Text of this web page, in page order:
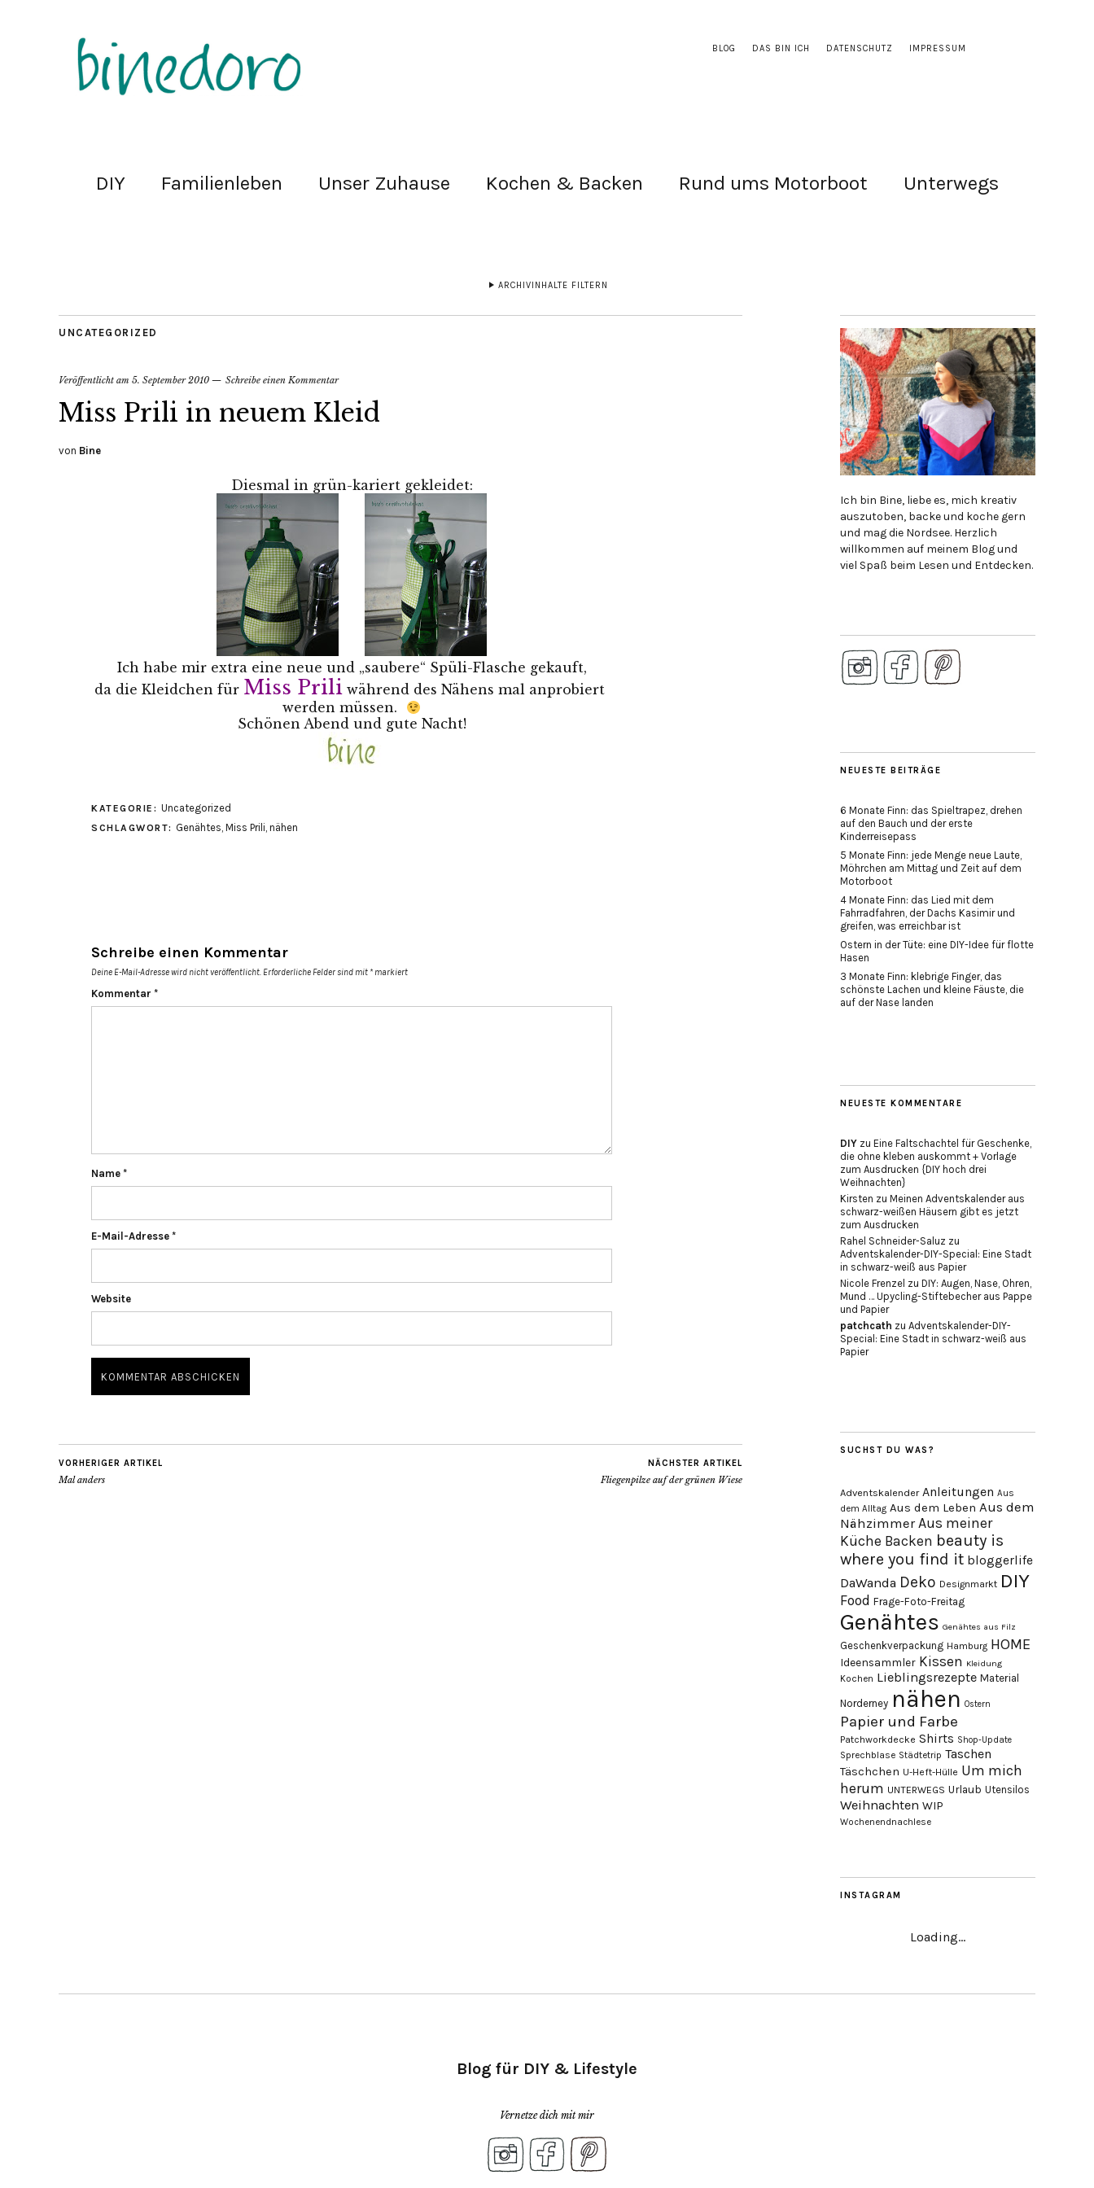
BLOG DAS BIN ICH DATENSCHUTZ IMPRESSUM
DIY Familienleben Unser Zuhause Kochen & Backen Rund ums Motorboot Unterwegs
ARCHIVINHALTE FILTERN
UNCATEGORIZED
Veröffentlicht am 5. September 2010 Schreibe einen Kommentar
Miss Prili in neuem Kleid
von Bine
Diesmal in grün-kariert gekleidet:
Ich habe mir extra eine neue und „saubere“ Spüli-Flasche gekauft,
da die Kleidchen für Miss Prili während des Nähens mal anprobiert
werden müssen.
Schönen Abend und gute Nacht!
KATEGORIE: Uncategorized
SCHLAGWORT: Genähtes, Miss Prili, nähen
Schreibe einen Kommentar
Deine E-Mail-Adresse wird nicht veröffentlicht. Erforderliche Felder sind mit * markiert
Kommentar *
Name *
E-Mail-Adresse *
Website
VORHERIGER ARTIKEL
Mal anders
NÄCHSTER ARTIKEL
Fliegenpilze auf der grünen Wiese
Ich bin Bine, liebe es, mich kreativ
auszutoben, backe und koche gern
und mag die Nordsee. Herzlich
willkommen auf meinem Blog und
viel Spaß beim Lesen und Entdecken.
NEUESTE BEITRÄGE
6 Monate Finn: das Spieltrapez, drehen
auf den Bauch und der erste
Kinderreisepass
5 Monate Finn: jede Menge neue Laute,
Möhrchen am Mittag und Zeit auf dem
Motorboot
4 Monate Finn: das Lied mit dem
Fahrradfahren, der Dachs Kasimir und
greifen, was erreichbar ist
Ostern in der Tüte: eine DIY-Idee für flotte
Hasen
3 Monate Finn: klebrige Finger, das
schönste Lachen und kleine Fäuste, die
auf der Nase landen
NEUESTE KOMMENTARE
DIY zu Eine Faltschachtel für Geschenke,
die ohne kleben auskommt + Vorlage
zum Ausdrucken {DIY hoch drei
Weihnachten}
Kirsten zu Meinen Adventskalender aus
schwarz-weißen Häusern gibt es jetzt
zum Ausdrucken
Rahel Schneider-Saluz zu
Adventskalender-DIY-Special: Eine Stadt
in schwarz-weiß aus Papier
Nicole Frenzel zu DIY: Augen, Nase, Ohren,
Mund … Upycling-Stiftebecher aus Pappe
und Papier
patchcath zu Adventskalender-DIY-
Special: Eine Stadt in schwarz-weiß aus
Papier
SUCHST DU WAS?
Adventskalender Anleitungen Aus
dem Alltag Aus dem Leben Aus dem
Nähzimmer Aus meiner
Küche Backen beauty is
where you find it bloggerlife
DaWanda Deko Designmarkt DIY
Food Frage-Foto-Freitag
Genähtes Genähtes aus Filz
Geschenkverpackung Hamburg HOME
Ideensammler Kissen Kleidung
Kochen Lieblingsrezepte Material
Norderney nähen Ostern
Papier und Farbe
Patchworkdecke Shirts Shop-Update
Sprechblase Städtetrip Taschen
Täschchen U-Heft-Hülle Um mich
herum UNTERWEGS Urlaub Utensilos
Weihnachten WIP
Wochenendnachlese
INSTAGRAM
Loading...
Blog für DIY & Lifestyle
Vernetze dich mit mir